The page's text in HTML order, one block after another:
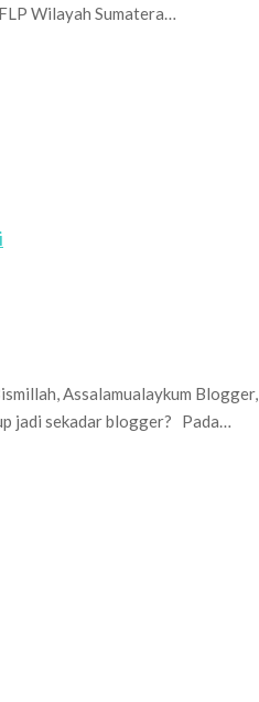
Wilayah Sumatera…
Assalamualaykum Blogger,
jadi sekadar blogger? Pada…